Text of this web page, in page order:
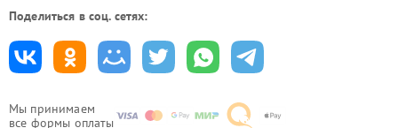
Мы принимаем
все формы оплаты
Поделиться в соц. сетях: